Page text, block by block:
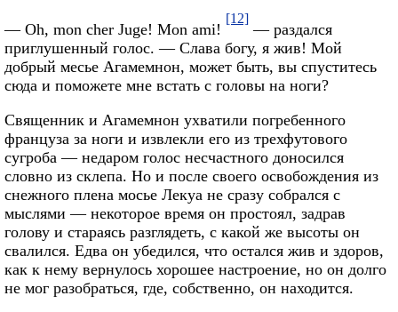
— Oh, mon cher Juge! Mon ami!
[12]
— раздался
приглушенный голос. — Слава богу, я жив! Мой
добрый месье Агамемнон, может быть, вы спуститесь
сюда и поможете мне встать с головы на ноги?
Священник и Агамемнон ухватили погребенного
француза за ноги и извлекли его из трехфутового
сугроба — недаром голос несчастного доносился
словно из склепа. Но и после своего освобождения из
снежного плена мосье Лекуа не сразу собрался с
мыслями — некоторое время он простоял, задрав
голову и стараясь разглядеть, с какой же высоты он
свалился. Едва он убедился, что остался жив и здоров,
как к нему вернулось хорошее настроение, но он долго
не мог разобраться, где, собственно, он находится.